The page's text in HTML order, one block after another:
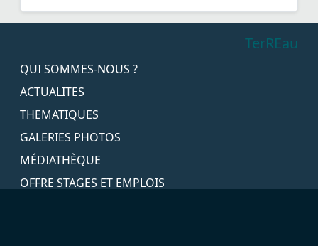
TerREau
QUI SOMMES-NOUS ?
ACTUALITES
THEMATIQUES
GALERIES PHOTOS
MÉDIATHÈQUE
OFFRE STAGES ET EMPLOIS